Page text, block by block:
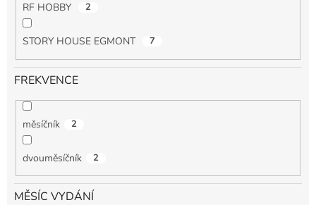
RF HOBBY 2
STORY HOUSE EGMONT 7
FREKVENCE
měsíčník 2
dvouměsíčník 2
MĚSÍC VYDÁNÍ